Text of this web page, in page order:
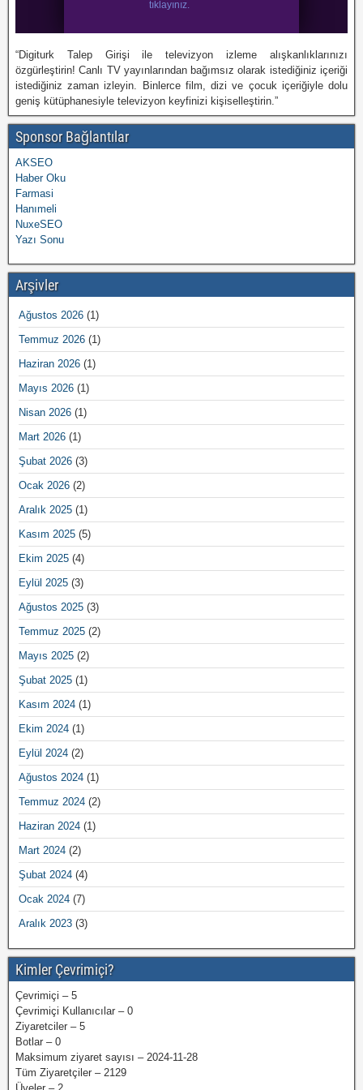
“Digiturk Talep Girişi ile televizyon izleme alışkanlıklarınızı
özgürleştirin! Canlı TV yayınlarından bağımsız olarak istediğiniz içeriği
istediğiniz zaman izleyin. Binlerce film, dizi ve çocuk içeriğiyle dolu
geniş kütüphanesiyle televizyon keyfinizi kişiselleştirin.”
Sponsor Bağlantılar
AKSEO
Haber Oku
Farmasi
Hanımeli
NuxeSEO
Yazı Sonu
Arşivler
Ağustos 2026 (1)
Temmuz 2026 (1)
Haziran 2026 (1)
Mayıs 2026 (1)
Nisan 2026 (1)
Mart 2026 (1)
Şubat 2026 (3)
Ocak 2026 (2)
Aralık 2025 (1)
Kasım 2025 (5)
Ekim 2025 (4)
Eylül 2025 (3)
Ağustos 2025 (3)
Temmuz 2025 (2)
Mayıs 2025 (2)
Şubat 2025 (1)
Kasım 2024 (1)
Ekim 2024 (1)
Eylül 2024 (2)
Ağustos 2024 (1)
Temmuz 2024 (2)
Haziran 2024 (1)
Mart 2024 (2)
Şubat 2024 (4)
Ocak 2024 (7)
Aralık 2023 (3)
Kimler Çevrimiçi?
Çevrimiçi – 5
Çevrimiçi Kullanıcılar – 0
Ziyaretciler – 5
Botlar – 0
Maksimum ziyaret sayısı – 2024-11-28
Tüm Ziyaretçiler – 2129